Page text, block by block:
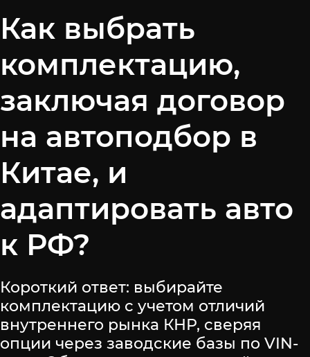
Как выбрать
комплектацию,
заключая договор
на автоподбор в
Китае, и
адаптировать авто
к РФ?
Короткий ответ: выбирайте
комплектацию с учетом отличий
внутреннего рынка КНР, сверяя
опции через заводские базы по VIN-